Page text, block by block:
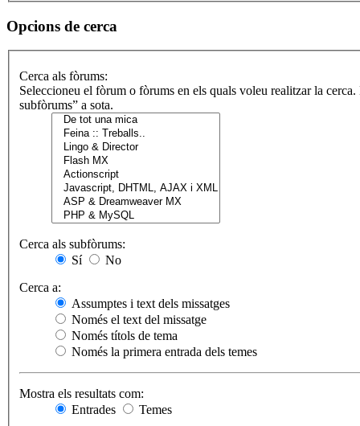
Opcions de cerca
Cerca als fòrums:
Seleccioneu el fòrum o fòrums en els quals voleu realitzar la
subfòrums” a sota.
Cerca als subfòrums:
Sí
No
Cerca a:
Assumptes i text dels missatges
Només el text del missatge
Només títols de tema
Només la primera entrada dels temes
Mostra els resultats com:
Entrades
Temes